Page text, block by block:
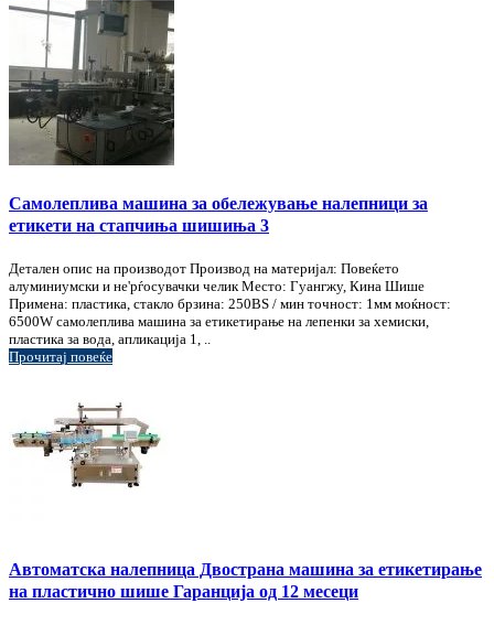
Самолеплива машина за обележување налепници за
етикети на стапчиња шишиња 3
Детален опис на производот Производ на материјал: Повеќето
алуминиумски и не'рѓосувачки челик Место: Гуангжу, Кина Шише
Примена: пластика, стакло брзина: 250BS / мин точност: 1мм моќност:
6500W самолеплива машина за етикетирање на лепенки за хемиски,
пластика за вода, апликација 1, ..
Прочитај повеќе
Автоматска налепница Двострана машина за етикетирање
на пластично шише Гаранција од 12 месеци